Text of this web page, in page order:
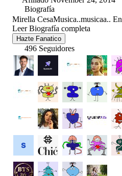
Biografía
Mirella CesaMusica..musicaa..
Leer Biografía completa
Hazte Fanatico
496 Seguidores